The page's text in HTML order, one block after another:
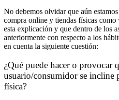
No debemos olvidar que aún
compra online y tiendas físicas
esta explicación y que dentro de los
anteriormente con respecto a los
en cuenta la siguiente cuestión:
¿Qué puede hacer o provocar
usuario/consumidor se incline
física?